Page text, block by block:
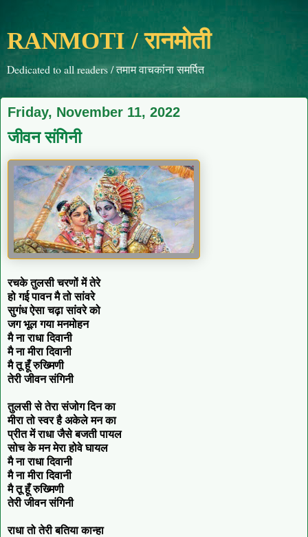
RANMOTI / रानमोती
Dedicated to all readers / तमाम वाचकांना समर्पित
Friday, November 11, 2022
जीवन संगिनी
रचके तुलसी चरणों में तेरे
हो गई पावन मै तो सांवरे
सुगंध ऐसा चढ़ा सांवरे को
जग भूल गया मनमोहन
मै ना राधा दिवानी
मै ना मीरा दिवानी
मै तू हूँ रुख्मिणी
तेरी जीवन संगिनी
तुलसी से तेरा संजोग दिन का
मीरा तो स्वर है अकेले मन का
प्रीत में राधा जैसे बजती पायल
सोच के मन मेरा होवे घायल
मै ना राधा दिवानी
मै ना मीरा दिवानी
मै तू हूँ रुख्मिणी
तेरी जीवन संगिनी
राधा तो तेरी बतिया कान्हा